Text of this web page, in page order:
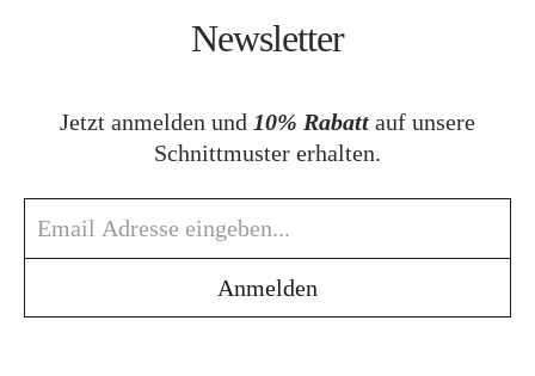
Newsletter
Jetzt anmelden und 10% Rabatt auf unsere
Schnittmuster erhalten.